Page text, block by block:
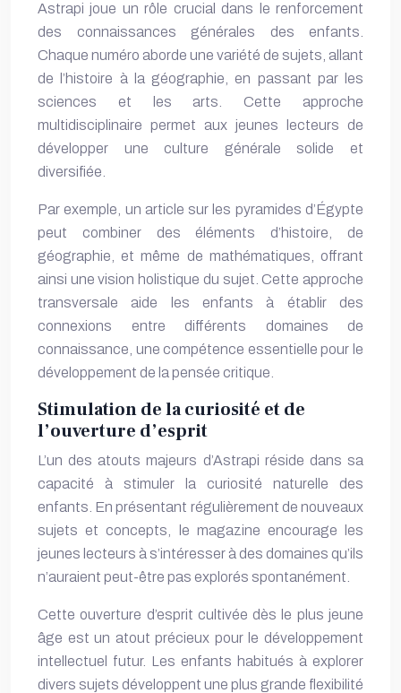
Astrapi joue un rôle crucial dans le renforcement
des connaissances générales des enfants.
Chaque numéro aborde une variété de sujets, allant
de l’histoire à la géographie, en passant par les
sciences et les arts. Cette approche
multidisciplinaire permet aux jeunes lecteurs de
développer une culture générale solide et
diversifiée.
Par exemple, un article sur les pyramides d’Égypte
peut combiner des éléments d’histoire, de
géographie, et même de mathématiques, offrant
ainsi une vision holistique du sujet. Cette approche
transversale aide les enfants à établir des
connexions entre différents domaines de
connaissance, une compétence essentielle pour le
développement de la pensée critique.
Stimulation de la curiosité et de
l’ouverture d’esprit
L’un des atouts majeurs d’Astrapi réside dans sa
capacité à stimuler la curiosité naturelle des
enfants. En présentant régulièrement de nouveaux
sujets et concepts, le magazine encourage les
jeunes lecteurs à s’intéresser à des domaines qu’ils
n’auraient peut-être pas explorés spontanément.
Cette ouverture d’esprit cultivée dès le plus jeune
âge est un atout précieux pour le développement
intellectuel futur. Les enfants habitués à explorer
divers sujets développent une plus grande flexibilité